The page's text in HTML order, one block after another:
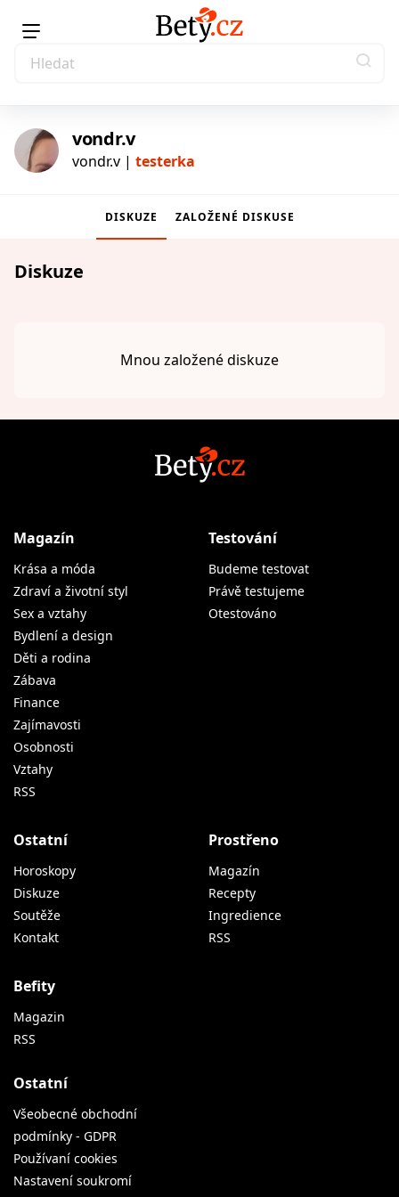
vondr.v
vondr.v | testerka
DISKUZE ZALOŽENÉ DISKUSE
Diskuze
Mnou založené diskuze
Magazín
Krása a móda
Zdraví a životní styl
Sex a vztahy
Bydlení a design
Děti a rodina
Zábava
Finance
Zajímavosti
Osobnosti
Vztahy
RSS
Testování
Budeme testovat
Právě testujeme
Otestováno
Ostatní
Horoskopy
Diskuze
Soutěže
Kontakt
Prostřeno
Magazín
Recepty
Ingredience
RSS
Befity
Magazin
RSS
Ostatní
Všeobecné obchodní
podmínky - GDPR
Používaní cookies
Nastavení soukromí